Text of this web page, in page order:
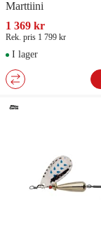
Marttiini
1 369 kr
Rek. pris 1 799 kr
I lager